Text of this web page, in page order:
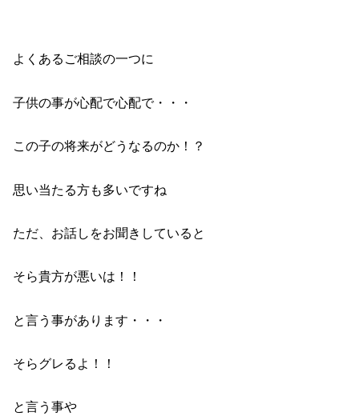
よくあるご相談の一つに
子供の事が心配で心配で・・・
この子の将来がどうなるのか！？
思い当たる方も多いですね
ただ、お話しをお聞きしていると
そら貴方が悪いは！！
と言う事があります・・・
そらグレるよ！！
と言う事や